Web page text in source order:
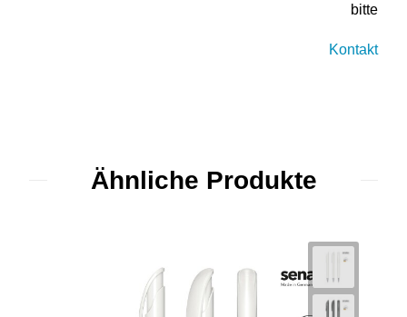
bitte
Kontakt
Ähnliche Produkte